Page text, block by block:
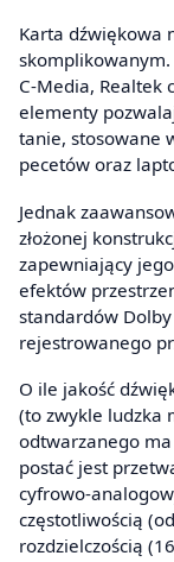
Karta dźwiękowa
C-Media, Realtek
elementy
tanie, stosowane
pecetów oraz
Jednak
złożonej
zapewniający
efektów
standardów Dolby
rejestrowanego
O ile jakość
(to zwykle ludzka
odtwarzanego ma
postać jest
cyfrowo-
częstotliwością
rozdzielczością